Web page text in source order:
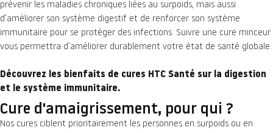
prévenir les maladies chroniques liées au surpoids, mais aussi
d’améliorer son système digestif et de renforcer son système
immunitaire pour se protéger des infections. Suivre une cure minceur
vous permettra d’améliorer durablement votre état de santé globale.
Découvrez les bienfaits de cures HTC Santé sur la digestion
et le système immunitaire.
Cure d'amaigrissement, pour qui ?
Nos cures ciblent prioritairement les personnes en surpoids ou en